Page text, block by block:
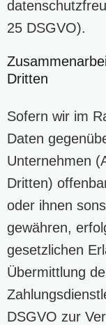
25 DSGVO).
Dritten
Sofern wir im
Daten
Unternehmen
Dritten)
oder ihnen
gewähren,
gesetzlichen
Übermittlung
DSGVO zur